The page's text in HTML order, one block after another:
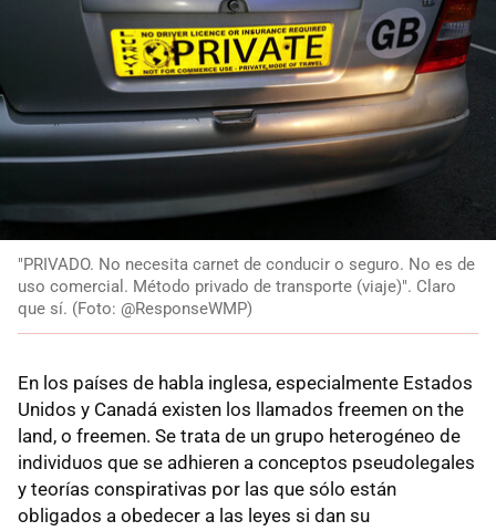
"PRIVADO. No necesita carnet de conducir o seguro. No es de
uso comercial. Método privado de transporte (viaje)". Claro
que sí. (Foto: @ResponseWMP)
En los países de habla inglesa, especialmente Estados
Unidos y Canadá existen los llamados freemen on the
land, o freemen. Se trata de un grupo heterogéneo de
individuos que se adhieren a conceptos pseudolegales
y teorías conspirativas por las que sólo están
obligados a obedecer a las leyes si dan su